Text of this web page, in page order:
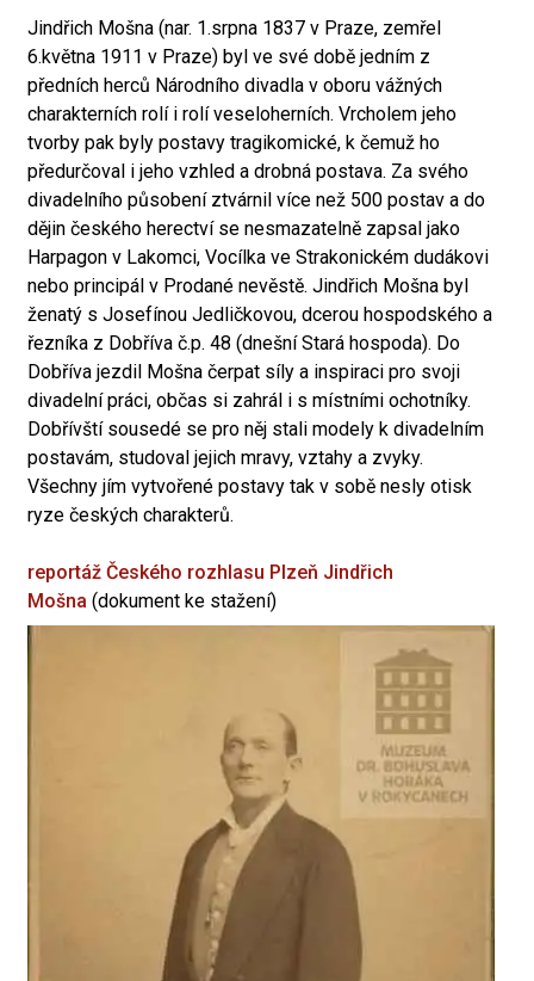
Jindřich Mošna (nar. 1.srpna 1837 v Praze, zemřel
6.května 1911 v Praze) byl ve své době jedním z
předních herců Národního divadla v oboru vážných
charakterních rolí i rolí veseloherních. Vrcholem jeho
tvorby pak byly postavy tragikomické, k čemuž ho
předurčoval i jeho vzhled a drobná postava. Za svého
divadelního působení ztvárnil více než 500 postav a do
dějin českého herectví se nesmazatelně zapsal jako
Harpagon v Lakomci, Vocílka ve Strakonickém dudákovi
nebo principál v Prodané nevěstě. Jindřich Mošna byl
ženatý s Josefínou Jedličkovou, dcerou hospodského a
řezníka z Dobříva č.p. 48 (dnešní Stará hospoda). Do
Dobříva jezdil Mošna čerpat síly a inspiraci pro svoji
divadelní práci, občas si zahrál i s místními ochotníky.
Dobřívští sousedé se pro něj stali modely k divadelním
postavám, studoval jejich mravy, vztahy a zvyky.
Všechny jím vytvořené postavy tak v sobě nesly otisk
ryze českých charakterů.
reportáž Českého rozhlasu Plzeň Jindřich
Mošna (dokument ke stažení)